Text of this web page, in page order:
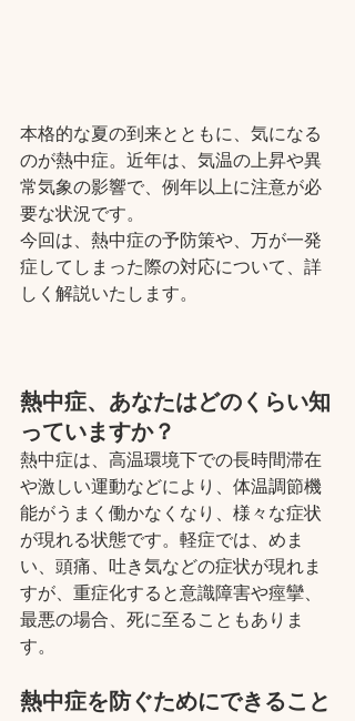
本格的な夏の到来とともに、気になる
のが熱中症。近年は、気温の上昇や異
常気象の影響で、例年以上に注意が必
要な状況です。
今回は、熱中症の予防策や、万が一発
症してしまった際の対応について、詳
しく解説いたします。
熱中症、あなたはどのくらい知
っていますか？
熱中症は、高温環境下での長時間滞在
や激しい運動などにより、体温調節機
能がうまく働かなくなり、様々な症状
が現れる状態です。軽症では、めま
い、頭痛、吐き気などの症状が現れま
すが、重症化すると意識障害や痙攣、
最悪の場合、死に至ることもありま
す。
熱中症を防ぐためにできること